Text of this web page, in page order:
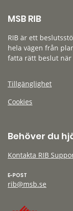
MSB RIB
RIB är ett
hela vägen från
fatta rätt beslut när
Tillgänglighet
Cookies
Behöver du
Kontakta RIB
E-POST
rib@msb.se